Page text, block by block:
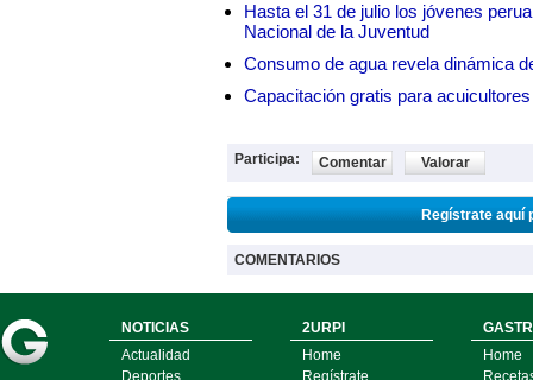
Hasta el 31 de julio los jóvenes
Nacional de la Juventud
Consumo de agua revela dinámica
Capacitación gratis para
Participa: Comentar Valorar
Regístrate aquí
COMENTARIOS
NOTICIAS
Actualidad
Deportes
2URPI
Home
Regístrate
Home